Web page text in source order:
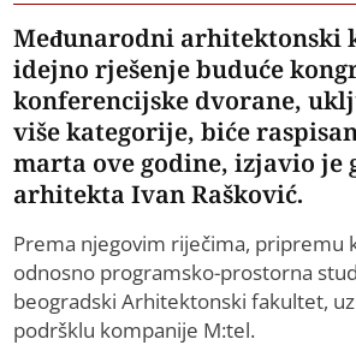
Međunarodni arhitektonski
idejno rješenje buduće
konferencijske dvorane,
više kategorije, biće
marta ove godine, izjavio je
arhitekta Ivan Rašković.
Prema njegovim riječima, pripremu
odnosno programsko-prostorna
beogradski Arhitektonski fakultet,
podršklu kompanije M:tel.